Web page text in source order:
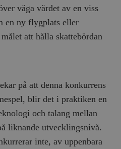
väga värdet av en viss
en ny flygplats eller
att hålla skattebördan
på att denna konkurrens
blir det i praktiken en
och talang mellan
liknande utvecklingsnivå.
inte, av uppenbara